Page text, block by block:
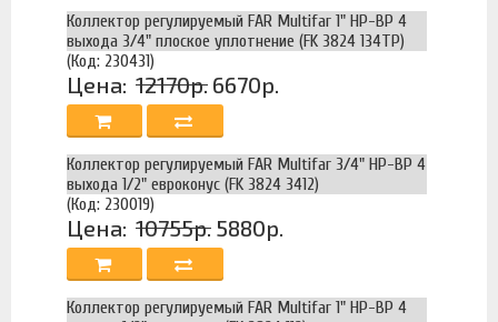
Коллектор регулируемый FAR Multifar 1" НР-ВР 4
выхода 3/4" плоское уплотнение (FK 3824 134TP)
(Код: 230431)
Цена: 12170р. 6670р.
Коллектор регулируемый FAR Multifar 3/4" НР-ВР 4
выхода 1/2" евроконус (FK 3824 3412)
(Код: 230019)
Цена: 10755р. 5880р.
Коллектор регулируемый FAR Multifar 1" НР-ВР 4